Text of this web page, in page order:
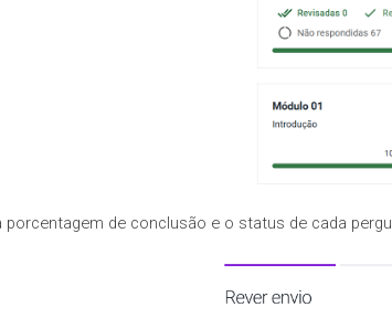
porcentagem de conclusão e o status de cada